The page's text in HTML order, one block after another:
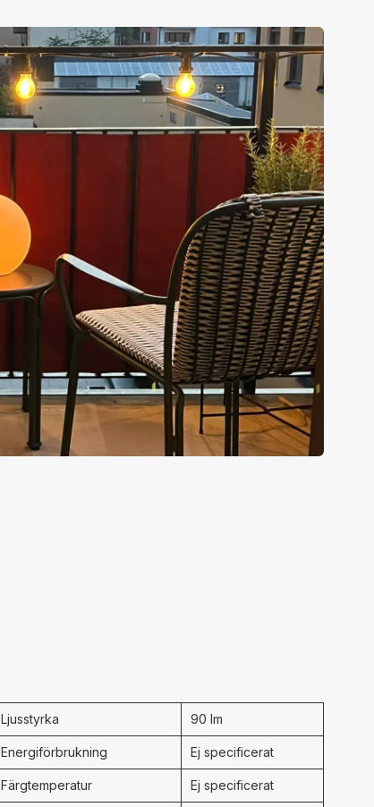
Ljusstyrka 90 lm
Energiförbrukning Ej specificerat
Färgtemperatur Ej specificerat